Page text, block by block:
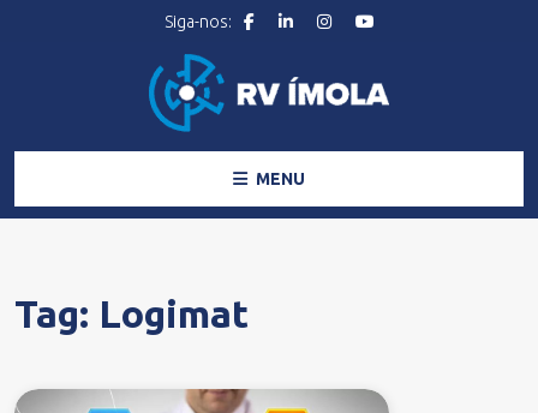
MENU
Tag: Logimat